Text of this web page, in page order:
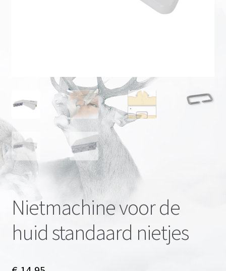
Nietmachine voor de
huid standaard nietjes